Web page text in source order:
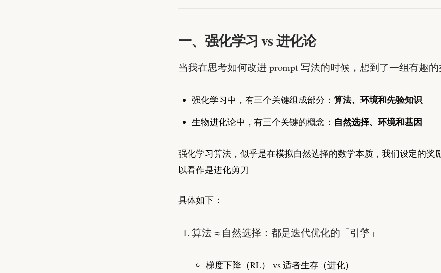
一、强化学习 vs 进化论
当我在思考如何改进 prompt 写法的时候，想到了一组有趣
强化学习中，有三个关键组成部分： 算法、环境和先验知识
生物进化论中，有三个关键的概念： 自然选择、环境和基因
强化学习算法，似乎是在模拟自然选择的数学本质，我们设定的奖
以看作是进化剪刀
具体如下：
算法 ≈ 自然选择：都是迭代优化的「引擎」
梯度下降（RL） vs 适者生存（进化）